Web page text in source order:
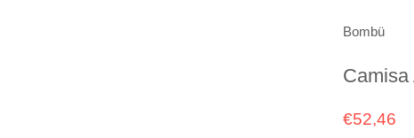
Bombü
Camisa
€52,46